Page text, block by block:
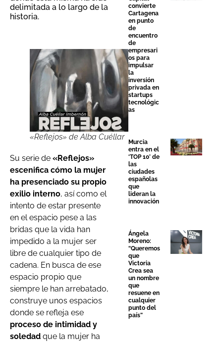
delimitada a lo largo de la
historia.
«Reflejos» de Alba Cuéllar
Su serie de «Reflejos»
escenifica cómo la mujer
ha presenciado su propio
exilio interno, así como el
intento de estar presente
en el espacio pese a las
bridas que la vida han
impedido a la mujer ser
libre de cualquier tipo de
cadena. En busca de ese
espacio propio que
siempre le han arrebatado,
construye unos espacios
donde se refleja ese
proceso de intimidad y
soledad que la mujer ha
convierte
Cartagena
en punto
de
encuentro
de
empresari
os para
impulsar
la
inversión
privada en
startups
tecnológic
as
Murcia
entra en el
‘TOP 10’ de
las
ciudades
españolas
que
lideran la
innovación
Ángela
Moreno:
“Queremos
que
Victoria
Crea sea
un nombre
que
resuene en
cualquier
punto del
país”